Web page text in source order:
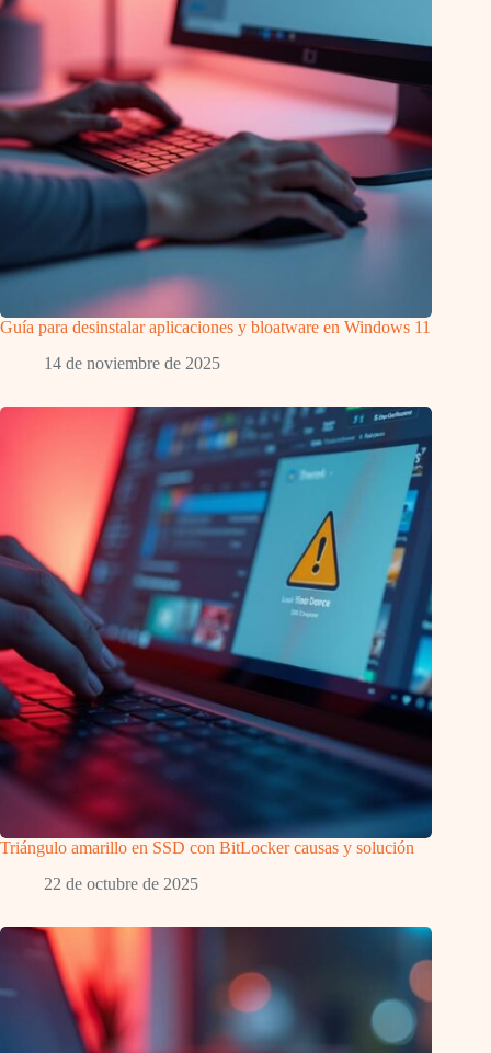
Guía para desinstalar aplicaciones y bloatware en Windows 11
14 de noviembre de 2025
Triángulo amarillo en SSD con BitLocker causas y solución
22 de octubre de 2025